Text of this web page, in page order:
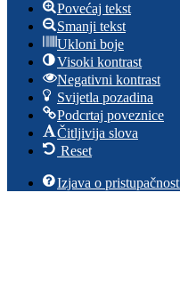
Povećaj tekst
Smanji tekst
Ukloni boje
Visoki kontrast
Negativni kontrast
Svijetla pozadina
Podcrtaj poveznice
Čitljivija slova
Reset
Izjava o